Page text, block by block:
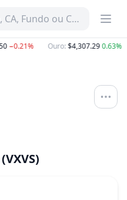
CA, Fundo ou Categoria
−0.21% Ouro:$4,307.290.63%